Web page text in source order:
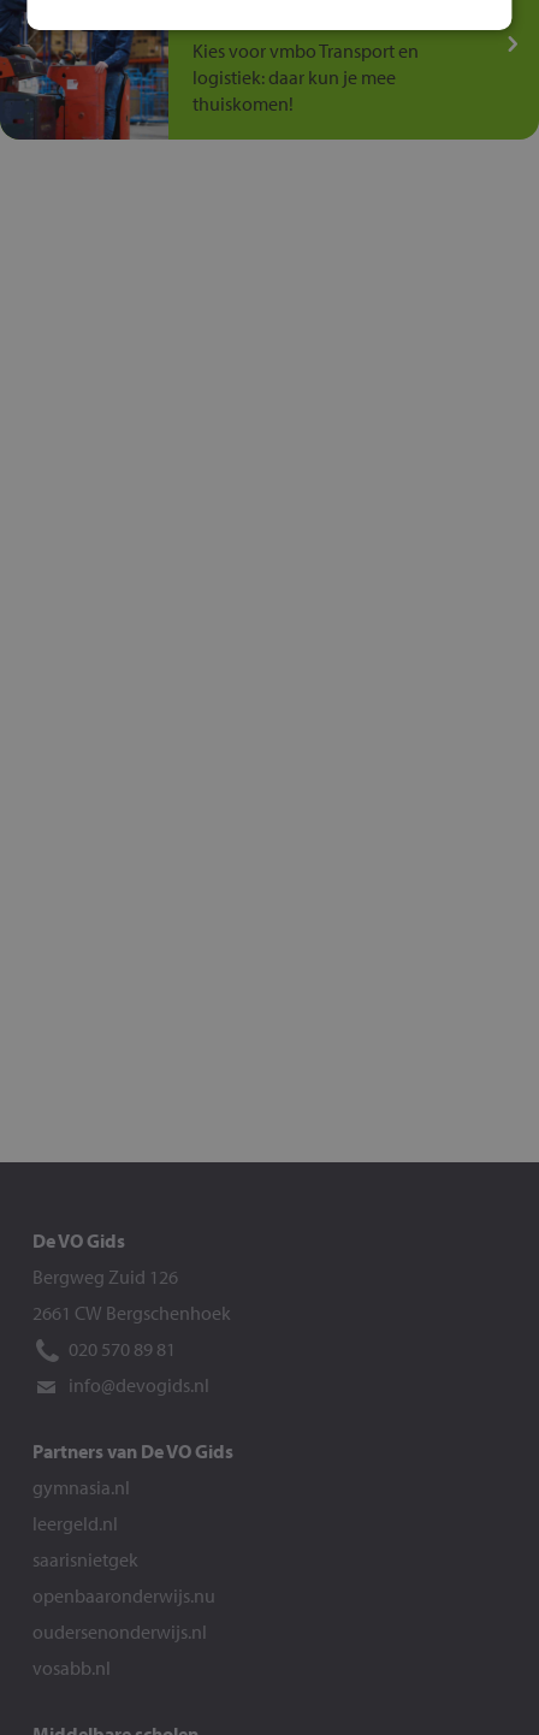
Kies voor vmbo Transport en
logistiek: daar kun je mee
thuiskomen!
De VO Gids
Bergweg Zuid 126
2661 CW Bergschenhoek
020 570 89 81
info@devogids.nl
Partners van De VO Gids
gymnasia.nl
leergeld.nl
saarisnietgek
openbaaronderwijs.nu
oudersenonderwijs.nl
vosabb.nl